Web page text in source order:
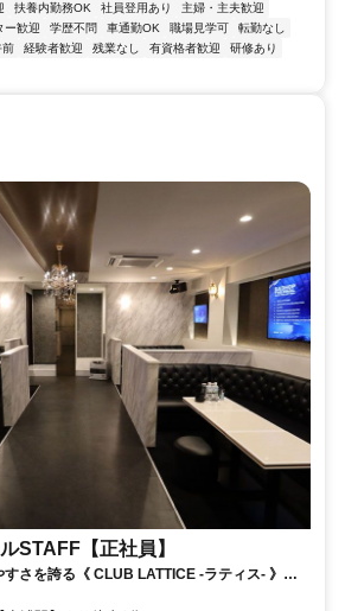
扶養内勤務OK 社員登用あり
主婦・主夫歓迎
ー歓迎 学歴不問 車通勤OK 職場見学可
転勤なし
前 経験者歓迎 残業なし 有資格者歓迎
研修あり
STAFF【正社員】
さを誇る《 CLUB LATTICE -ラティス- 》
！まだまだ空きポスト多数あります◎「将来自